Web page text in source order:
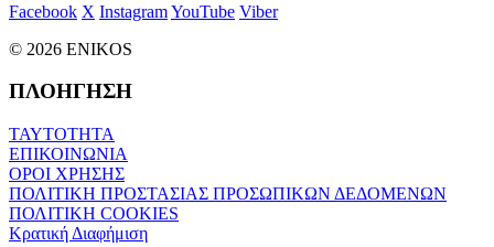
Facebook X InstagramYouTube Viber
© 2026 ENIKOS
ΠΛΟΗΓΗΣΗ
ΤΑΥΤΟΤΗΤΑ
ΕΠΙΚΟΙΝΩΝΙΑ
ΟΡΟΙ ΧΡΗΣΗΣ
ΠΟΛΙΤΙΚΗ ΠΡΟΣΤΑΣΙΑΣ ΠΡΟΣΩΠΙΚΩΝ ΔΕΔΟΜΕΝΩΝ
ΠΟΛΙΤΙΚΗ COOKIES
Κρατική Διαφήμιση